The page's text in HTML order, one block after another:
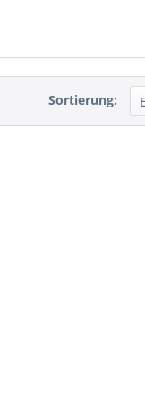
Sortierung: